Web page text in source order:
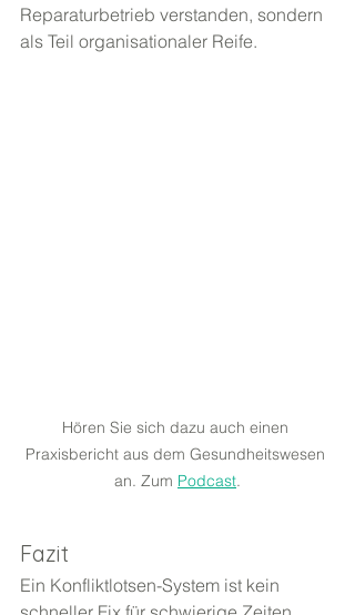
Reparaturbetrieb verstanden, sondern
als Teil organisationaler Reife.
Hören Sie sich dazu auch einen
Praxisbericht aus dem Gesundheitswesen
an. Zum Podcast.
Fazit
Ein Konfliktlotsen-System ist kein